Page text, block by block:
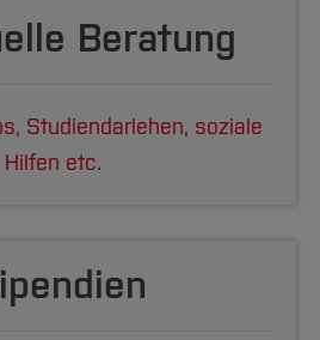
Beratung
Studiendarlehen, soziale
Hilfen etc.